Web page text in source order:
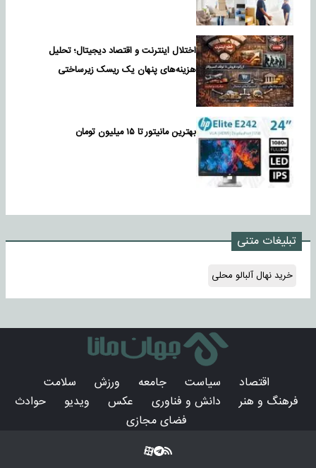
اختلال اینترنت و اقتصاد دیجیتال؛ تحلیل
هزینه‌های پنهان یک ریسک زیرساختی
بهترین مانیتور تا ۱۵ میلیون تومان
تبلیغات متنی
خرید نهال آلبالو محلی
اقتصاد سیاست جامعه ورزش
سلامت
فرهنگ و هنر
دانش و فناوری عکس ویدیو
حوادث
فضای مجازی